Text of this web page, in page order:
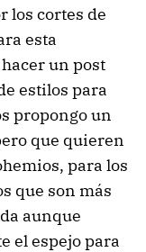
los cortes de
esta
un post
estilos para
propongo un
que quieren
para los
que son más
aunque
el espejo para